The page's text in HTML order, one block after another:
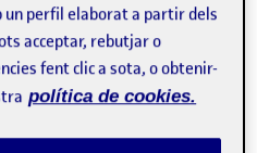
2022 3:08 pm
perfil elaborat a partir dels
acceptar, rebutjar o
fent clic a sota, o obtenir-
política de cookies.